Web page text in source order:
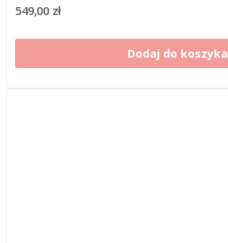
549,00 zł
Dodaj do koszyka